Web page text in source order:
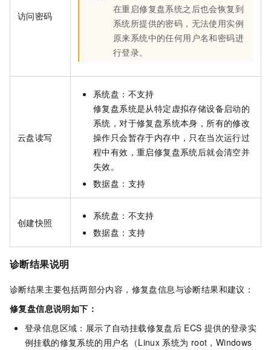
访问密码
在重启修复盘系统之后也会恢复到
系统所提供的密码，无法使用实例
原来系统中的任何用户名和密码进
行登录。
云盘读写
系统盘：不支持
修复盘系统是从特定虚拟存储设备启动的
系统，对于修复盘系统本身，所有的修改
操作只会暂存于内存中，只在当次运行过
程中有效，重启修复盘系统后就会清空并
失效。
数据盘：支持
创建快照
系统盘：不支持
数据盘：支持
诊断结果说明
诊断结果主要包括两部分内容，修复盘信息与诊断结果和建议：
修复盘信息说明如下：
登录信息区域：展示了自动挂载修复盘后 ECS 提供的登录实
例挂载的修复系统的用户名（Linux 系统为 root，Windows